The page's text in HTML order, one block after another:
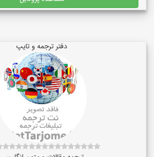
دفتر ترجمه و تایپ